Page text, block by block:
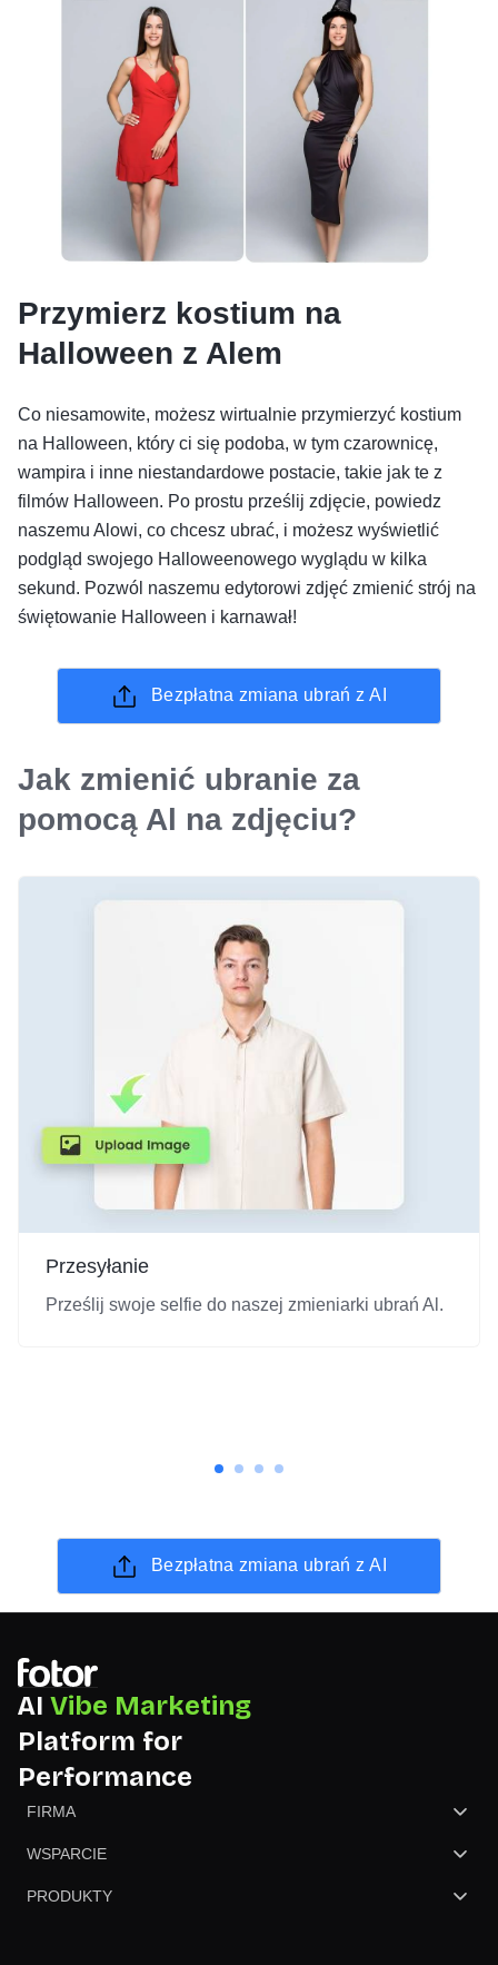
Przymierz kostium na
Halloween z Alem
Co niesamowite, możesz wirtualnie przymierzyć kostium
na Halloween, który ci się podoba, w tym czarownicę,
wampira i inne niestandardowe postacie, takie jak te z
filmów Halloween. Po prostu prześlij zdjęcie, powiedz
naszemu Alowi, co chcesz ubrać, i możesz wyświetlić
podgląd swojego Halloweenowego wyglądu w kilka
sekund. Pozwól naszemu edytorowi zdjęć zmienić strój na
świętowanie Halloween i karnawał!
Bezpłatna zmiana ubrań z AI
Jak zmienić ubranie za
pomocą Al na zdjęciu?
Przesyłanie
Prześlij swoje selfie do naszej zmieniarki ubrań Al.
Bezpłatna zmiana ubrań z AI
AI Vibe Marketing
Platform for
Performance
FIRMA
O nas
Skontaktuj się z nami
WSPARCIE
Centrum pomocy
PRODUKTY